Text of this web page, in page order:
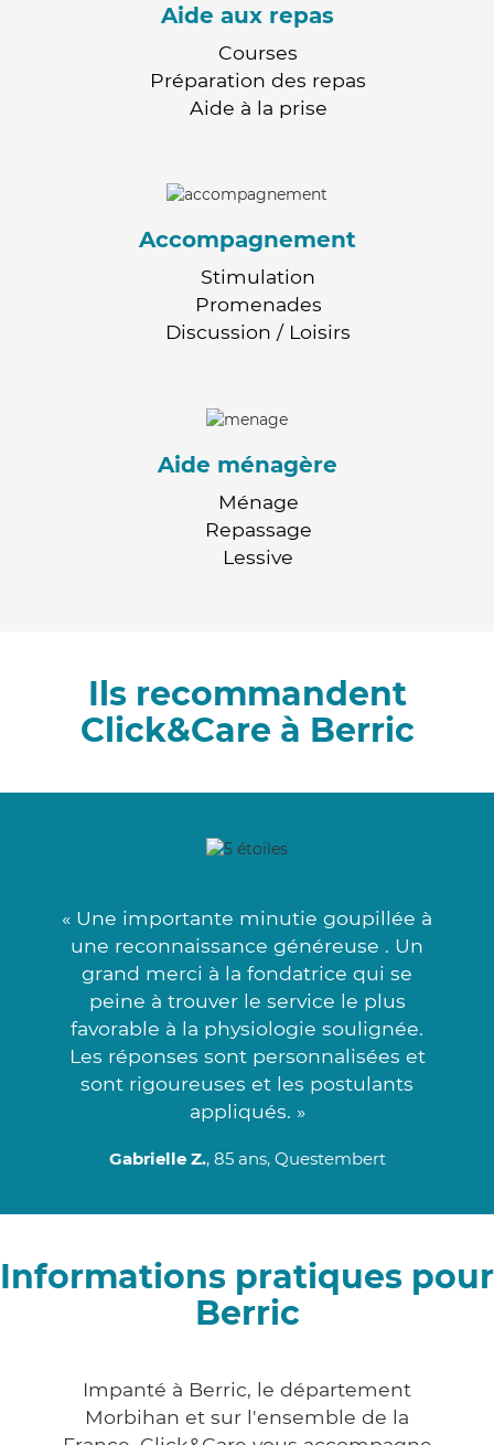
Aide aux repas
Courses
Préparation des repas
Aide à la prise
Accompagnement
Stimulation
Promenades
Discussion / Loisirs
Aide ménagère
Ménage
Repassage
Lessive
Ils recommandent
Click&Care à Berric
« Une importante minutie goupillée à
une reconnaissance généreuse . Un
grand merci à la fondatrice qui se
peine à trouver le service le plus
favorable à la physiologie soulignée.
Les réponses sont personnalisées et
sont rigoureuses et les postulants
appliqués. »
Gabrielle Z., 85 ans, Questembert
Informations pratiques pour
Berric
Impanté à Berric, le département
Morbihan et sur l'ensemble de la